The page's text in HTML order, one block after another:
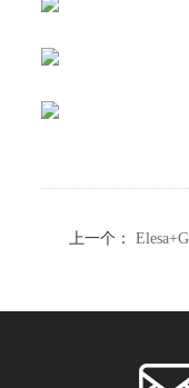
上一个：